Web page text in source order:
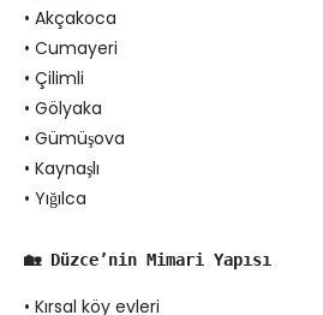
• Akçakoca
• Cumayeri
• Çilimli
• Gölyaka
• Gümüşova
• Kaynaşlı
• Yığılca
🏡 Düzce’nin Mimari Yapısı
• Kırsal köy evleri